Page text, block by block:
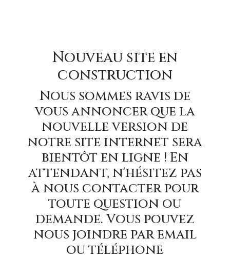
Nouveau site en
construction
Nous sommes ravis de
vous annoncer que la
nouvelle version de
notre site internet sera
bientôt en ligne ! En
attendant, n'hésitez pas
à nous contacter pour
toute question ou
demande. Vous pouvez
nous joindre par email
ou téléphone